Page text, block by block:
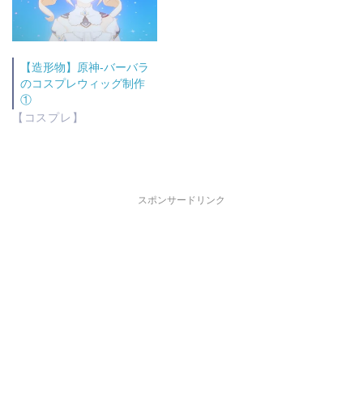
【造形物】原神-バーバラ
のコスプレウィッグ制作
①
【コスプレ】
スポンサードリンク